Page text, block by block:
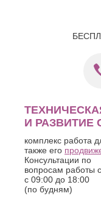
Брянск
В
Великий
Новгород
Владикавказ
Владимир
Волгоград
Новошахтинск
Одинцово
Октябрьский
Омск
Орел
Оренбург
Орехово-
Зуево
Орск
И РАЗВИТИЕ
комплекс работа
также его
Консультации по
вопросам работы
c 09:00 до 18:00
(по будням)